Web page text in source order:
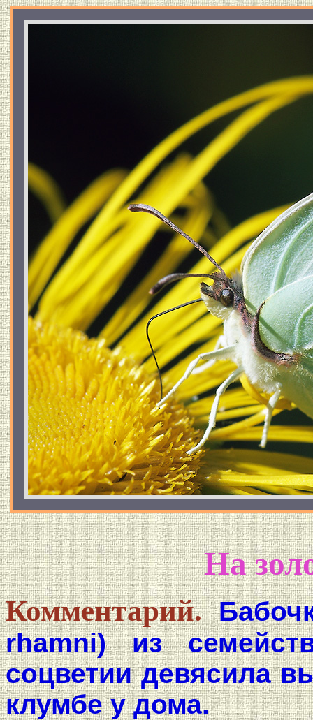
На
Комментарий.
rhamni) из
соцветии девясила
клумбе у дома.